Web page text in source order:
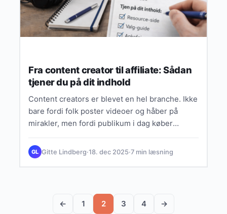
Fra content creator til affiliate: Sådan
tjener du på dit indhold
Content creators er blevet en hel branche. Ikke
bare fordi folk poster videoer og håber på
mirakler, men fordi publikum i dag køber
GL Gitte Lindberg·18. dec 2025·7 min læsning
← 1 2 3 4 →